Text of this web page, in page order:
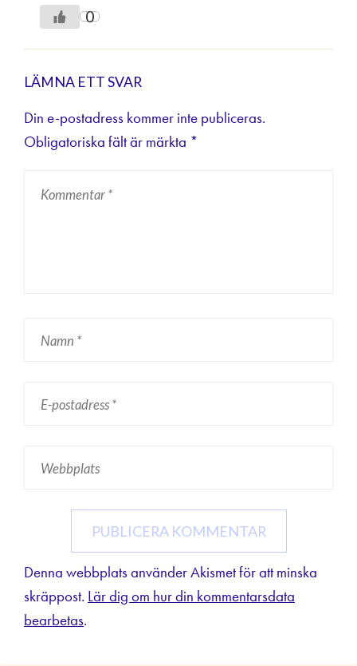
0
LÄMNA ETT SVAR
Din e-postadress kommer inte publiceras.
Obligatoriska fält är märkta *
Denna webbplats använder Akismet för att minska
skräppost. Lär dig om hur din kommentarsdata
bearbetas.